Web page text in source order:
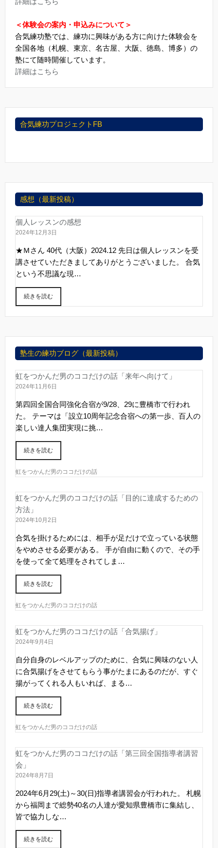
＜体験会の案内・申込みについて＞
合気練功塾では、練功に興味がある方に向けた体験会を
全国各地（札幌、東京、名古屋、大阪、徳島、博多）の
塾にて随時開催しています。
詳細はこちら
合気練功プロジェクトFB
感想（最新投稿）
個人レッスンの感想
2024年12月3日
★Ｍさん 40代（大阪）2024.12 先日は個人レッスンを受
講させていただきましてありがとうございました。 合気
という不思議な現…
続きを読む
塾生の練功ブログ（最新投稿）
虹をつかんだ男のココだけの話「来年へ向けて」
2024年11月6日
第四回全国合同強化合宿が9/28、29に豊橋市で行われ
た。 テーマは「設立10周年記念合宿への第一歩、百人の
楽しい達人集団実現に挑…
続きを読む
虹をつかんだ男のココだけの話
虹をつかんだ男のココだけの話「目的に達成するための
方法」
2024年10月2日
合気を掛けるためには、相手が足だけで立っている状態
をやめさせる必要がある。 手が自由に動くので、その手
を使って全て処理をされてしま…
続きを読む
虹をつかんだ男のココだけの話
虹をつかんだ男のココだけの話「合気揚げ」
2024年9月4日
自分自身のレベルアップのために、合気に興味のない人
に合気揚げをさせてもらう事がたまにあるのだが、すぐ
揚がってくれる人もいれば、まる…
続きを読む
虹をつかんだ男のココだけの話
虹をつかんだ男のココだけの話「第三回全国指導者講習
会」
2024年8月7日
2024年6月29(土)～30(日)指導者講習会が行われた。 札幌
から福岡まで総勢40名の人達が愛知県豊橋市に集結し、
皆で協力しな…
続きを読む